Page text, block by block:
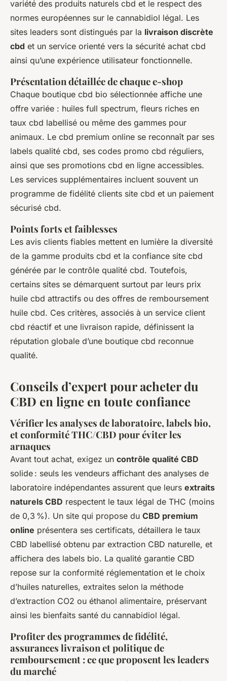
variété des produits naturels cbd et le respect des
normes européennes sur le cannabidiol légal. Les
sites leaders sont distingués par la livraison discrète
cbd et un service orienté vers la sécurité achat cbd
ainsi qu’une expérience utilisateur fonctionnelle.
Présentation détaillée de chaque e-shop
Chaque boutique cbd bio sélectionnée affiche une
offre variée : huiles full spectrum, fleurs riches en
taux cbd labellisé ou même des gammes pour
animaux. Le cbd premium online se reconnaît par ses
labels qualité cbd, ses codes promo cbd réguliers,
ainsi que ses promotions cbd en ligne accessibles.
Les services supplémentaires incluent souvent un
programme de fidélité clients site cbd et un paiement
sécurisé cbd.
Points forts et faiblesses
Les avis clients fiables mettent en lumière la diversité
de la gamme produits cbd et la confiance site cbd
générée par le contrôle qualité cbd. Toutefois,
certains sites se démarquent surtout par leurs prix
huile cbd attractifs ou des offres de remboursement
huile cbd. Ces critères, associés à un service client
cbd réactif et une livraison rapide, définissent la
réputation globale d’une boutique cbd reconnue
qualité.
Conseils d’expert pour acheter du
CBD en ligne en toute confiance
Vérifier les analyses de laboratoire, labels bio,
et conformité THC/CBD pour éviter les
arnaques
Avant tout achat, exigez un contrôle qualité CBD
solide : seuls les vendeurs affichant des analyses de
laboratoire indépendantes assurent que leurs extraits
naturels CBD respectent le taux légal de THC (moins
de 0,3 %). Un site qui propose du CBD premium
online présentera ses certificats, détaillera le taux
CBD labellisé obtenu par extraction CBD naturelle, et
affichera des labels bio. La qualité garantie CBD
repose sur la conformité réglementation et le choix
d’huiles naturelles, extraites selon la méthode
d’extraction CO2 ou éthanol alimentaire, préservant
ainsi les bienfaits santé du cannabidiol légal.
Profiter des programmes de fidélité,
assurances livraison et politique de
remboursement : ce que proposent les leaders
du marché